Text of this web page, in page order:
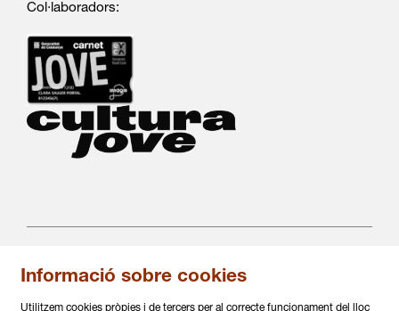
Col·laboradors:
C/ Salvà 86
Informació sobre cookies
Utilitzem cookies pròpies i de tercers per al correcte funcionament del lloc